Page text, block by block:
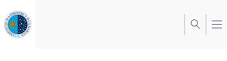
al
contenido
principal